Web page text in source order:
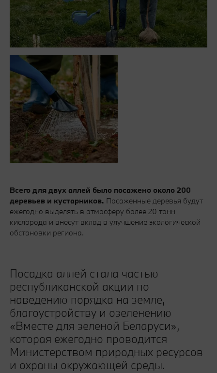
Всего для двух аллей было посажено около 200
деревьев и кустарников. Посаженные деревья будут
ежегодно выделять в атмосферу более 20 тонн
кислорода и внесут вклад в улучшение экологической
обстановки региона.
Посадка аллей стала частью
республиканской акции по
наведению порядка на земле,
благоустройству и озеленению
«Вместе для зеленой Беларуси»,
которая ежегодно проводится
Министерством природных ресурсов
и охраны окружающей среды.